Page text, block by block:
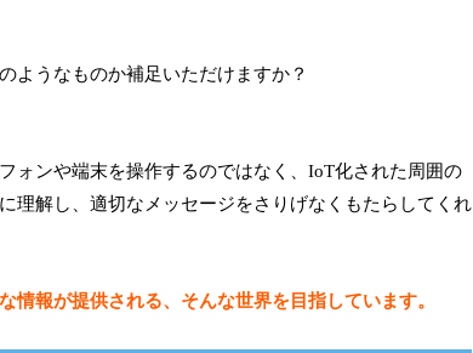
ようなものか補足いただけますか？
ォンや端末を操作するのではなく、IoT化された周囲の
理解し、適切なメッセージをさりげなくもたらしてくれ
情報が提供される、そんな世界を目指しています。